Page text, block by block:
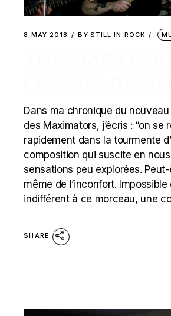
8 MAY 2018 BY STILL IN ROCK
Dans ma chronique du
des Maximators, j’écris : “on se
rapidement dans la tourmente
composition qui suscite en
sensations peu explorées.
même de l’inconfort.
indifférent à ce morceau, une
SHARE